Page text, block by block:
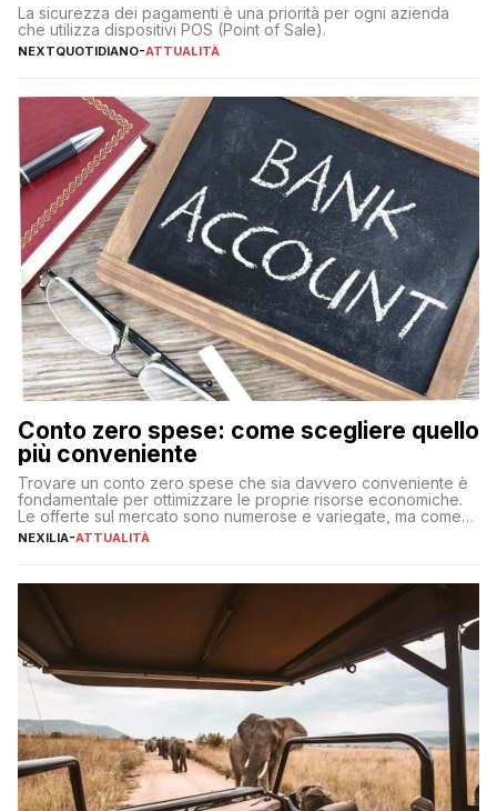
La sicurezza dei pagamenti è una priorità per ogni azienda
che utilizza dispositivi POS (Point of Sale).
NEXTQUOTIDIANO-ATTUALITÀ
Conto zero spese: come scegliere quello
più conveniente
Trovare un conto zero spese che sia davvero conveniente è
fondamentale per ottimizzare le proprie risorse economiche.
Le offerte sul mercato sono numerose e variegate, ma come
individuare quella più adatta alle proprie esigenze senza
sul […]
NEXILIA-ATTUALITÀ